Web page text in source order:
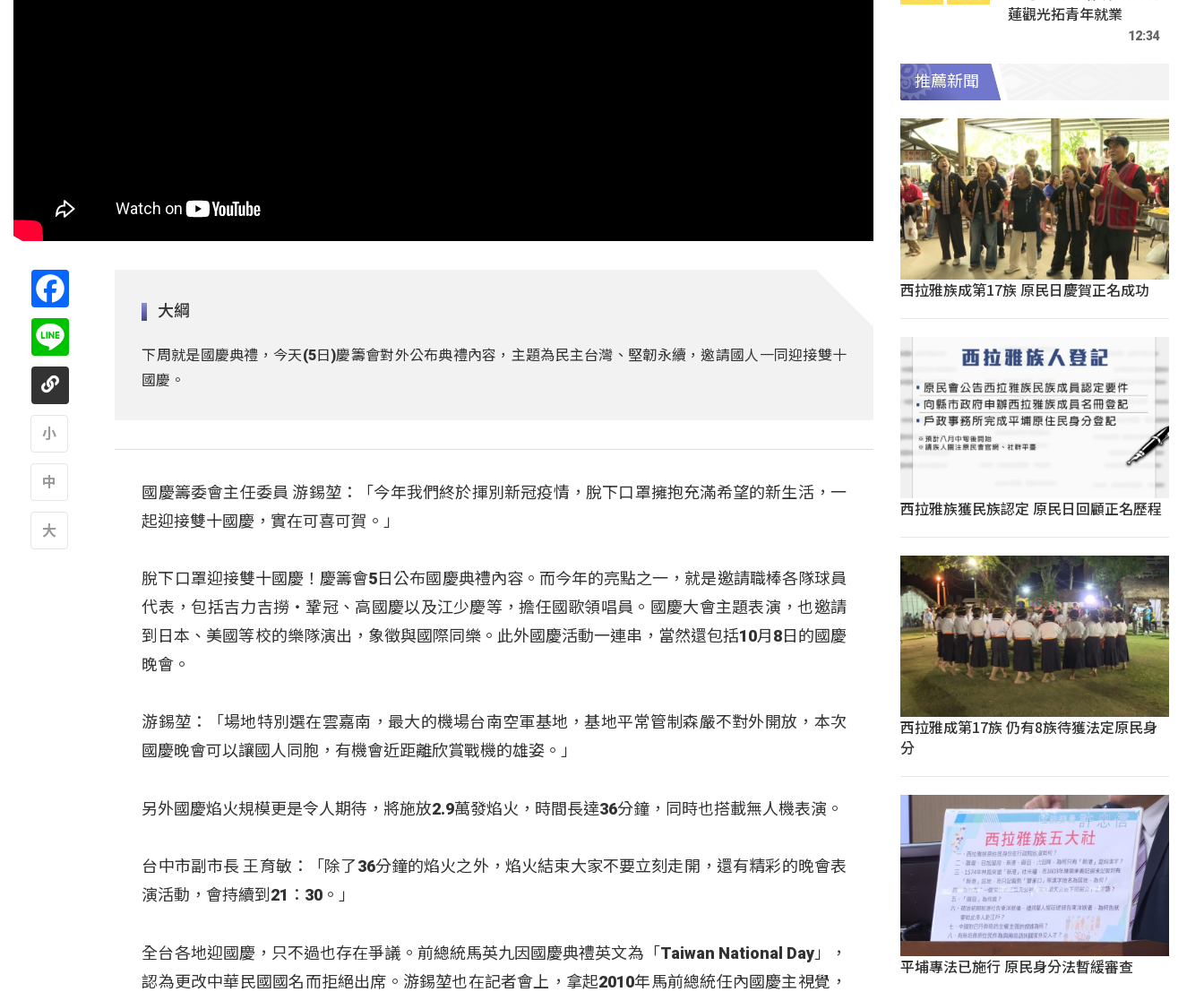
大綱
下周就是國慶典禮，今天(5日)慶籌會對外公布典禮內容，主題為民主台灣、堅韌永續，邀請國人一同迎接雙十
國慶。
國慶籌委會主任委員 游錫堃：「今年我們終於揮別新冠疫情，脫下口罩擁抱充滿希望的新生活，一
起迎接雙十國慶，實在可喜可賀。」
脫下口罩迎接雙十國慶！慶籌會5日公布國慶典禮內容。而今年的亮點之一，就是邀請職棒各隊球員
代表，包括吉力吉撈‧鞏冠、高國慶以及江少慶等，擔任國歌領唱員。國慶大會主題表演，也邀請
到日本、美國等校的樂隊演出，象徵與國際同樂。此外國慶活動一連串，當然還包括10月8日的國慶
晚會。
游錫堃：「場地特別選在雲嘉南，最大的機場台南空軍基地，基地平常管制森嚴不對外開放，本次
國慶晚會可以讓國人同胞，有機會近距離欣賞戰機的雄姿。」
另外國慶焰火規模更是令人期待，將施放2.9萬發焰火，時間長達36分鐘，同時也搭載無人機表演。
台中市副市長 王育敏：「除了36分鐘的焰火之外，焰火結束大家不要立刻走開，還有精彩的晚會表
演活動，會持續到21：30。」
全台各地迎國慶，只不過也存在爭議。前總統馬英九因國慶典禮英文為「Taiwan National Day」，
認為更改中華民國國名而拒絕出席。游錫堃也在記者會上，拿起2010年馬前總統任內國慶主視覺，
蓮觀光拓青年就業
12:34
推薦新聞
西拉雅族成第17族 原民日慶賀正名成功
西拉雅族獲民族認定 原民日回顧正名歷程
西拉雅成第17族 仍有8族待獲法定原民身
分
平埔專法已施行 原民身分法暫緩審查